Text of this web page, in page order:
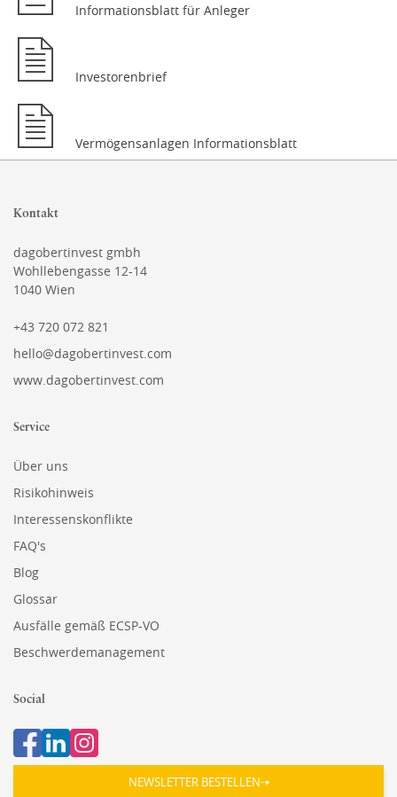
Informationsblatt für Anleger
Investorenbrief
Vermögensanlagen Informationsblatt
Kontakt
dagobertinvest gmbh
Wohllebengasse 12-14
1040 Wien
+43 720 072 821
hello@dagobertinvest.com
www.dagobertinvest.com
Service
Über uns
Risikohinweis
Interessenskonflikte
FAQ's
Blog
Glossar
Ausfälle gemäß ECSP-VO
Beschwerdemanagement
Social
NEWSLETTER BESTELLEN